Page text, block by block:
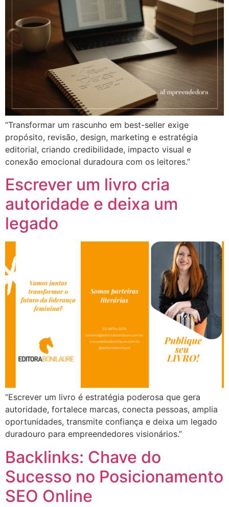
“Transformar um rascunho em best-seller exige
propósito, revisão, design, marketing e estratégia
editorial, criando credibilidade, impacto visual e
conexão emocional duradoura com os leitores.”
Escrever um livro cria
autoridade e deixa um
legado
“Escrever um livro é estratégia poderosa que gera
autoridade, fortalece marcas, conecta pessoas, amplia
oportunidades, transmite confiança e deixa um legado
duradouro para empreendedores visionários.”
Backlinks: Chave do
Sucesso no Posicionamento
SEO Online